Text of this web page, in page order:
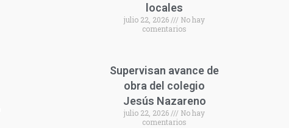
locales
julio 22, 2026
No hay
comentarios
Supervisan avance de
obra del colegio
Jesús Nazareno
julio 22, 2026
No hay
comentarios